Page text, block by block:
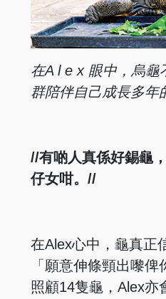
在A l e x 眼中，烏龜
群陪伴自己成長多年
//有啲人真係好錫龜
仔女咁。//
在Alex心中，龜真正
「願意伸條頸出嚟
照顧14隻龜，Alex亦